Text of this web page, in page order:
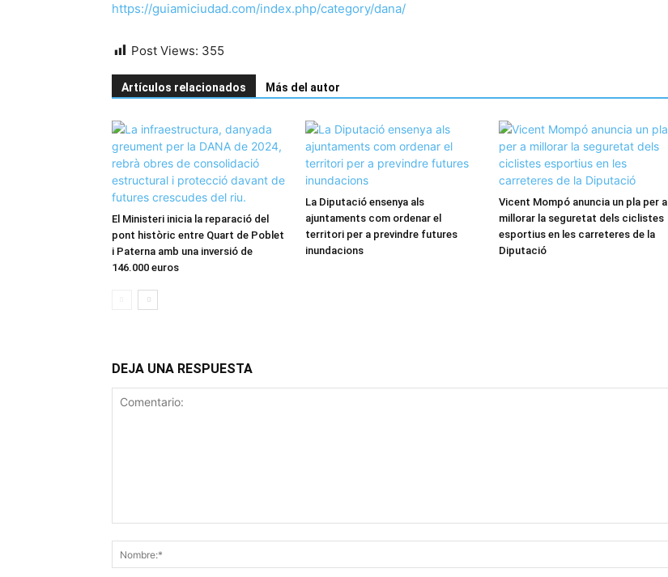
https://guiamiciudad.com/index.php/category/dana/
Post Views: 355
Artículos relacionados Más del autor
El Ministeri inicia la reparació del
pont històric entre Quart de Poblet
i Paterna amb una inversió de
146.000 euros
La Diputació ensenya als
ajuntaments com ordenar el
territori per a previndre futures
inundacions
Vicent Mompó anuncia un pla per a
millorar la seguretat dels ciclistes
esportius en les carreteres de la
Diputació
DEJA UNA RESPUESTA